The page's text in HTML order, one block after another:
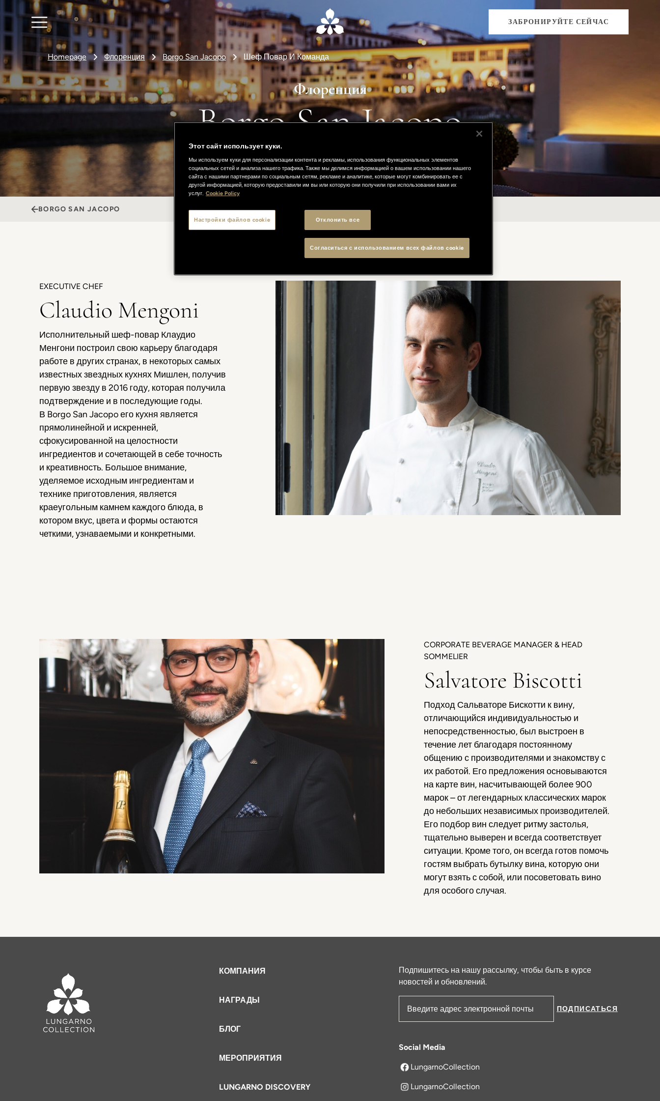
ЗАБРОНИРУЙТЕ СЕЙЧАС
Homepage Флоренция Borgo San Jacopo Шеф Повар И Команда
Флоренция
Borgo San Jacopo
Попробуйте высочайшее итальянское качество.
BORGO SAN JACOPO
EXECUTIVE CHEF
Claudio Mengoni
Исполнительный шеф-повар Клаудио
Менгони построил свою карьеру благодаря
работе в других странах, в некоторых самых
известных звездных кухнях Мишлен, получив
первую звезду в 2016 году, которая получила
подтверждение и в последующие годы.
В Borgo San Jacopo его кухня является
прямолинейной и искренней,
сфокусированной на целостности
ингредиентов и сочетающей в себе точность
и креативность. Большое внимание,
уделяемое исходным ингредиентам и
технике приготовления, является
краеугольным камнем каждого блюда, в
котором вкус, цвета и формы остаются
четкими, узнаваемыми и конкретными.
CORPORATE BEVERAGE MANAGER & HEAD
SOMMELIER
Salvatore Biscotti
Подход Сальваторе Бискотти к вину,
отличающийся индивидуальностью и
непосредственностью, был выстроен в
течение лет благодаря постоянному
общению с производителями и знакомству с
их работой. Его предложения основываются
на карте вин, насчитывающей более 900
марок – от легендарных классических марок
до небольших независимых производителей.
Его подбор вин следует ритму застолья,
тщательно выверен и всегда соответствует
ситуации. Кроме того, он всегда готов помочь
гостям выбрать бутылку вина, которую они
могут взять с собой, или посоветовать вино
для особого случая.
КОМПАНИЯ
НАГРАДЫ
БЛОГ
МЕРОПРИЯТИЯ
LUNGARNO DISCOVERY
Подпишитесь на нашу рассылку, чтобы быть в курсе
новостей и обновлений.
Адрес электронной почты
ПОДПИСАТЬСЯ
Social Media
LungarnoCollection
открывается в новой вкладке
LungarnoCollection
Этот сайт использует куки.
Мы используем куки для персонализации контента и рекламы, использования функциональных элементов
социальных сетей и анализа нашего трафика. Также мы делимся информацией о вашем использовании нашего
сайта с нашими партнерами по социальным сетям, рекламе и аналитике, которые могут комбинировать ее с
другой информацией, которую предоставили им вы или которую они получили при использовании вами их
услуг. Cookie Policy
Отклонить все
Согласиться с использованием всех файлов cookie
Настройки файлов cookie